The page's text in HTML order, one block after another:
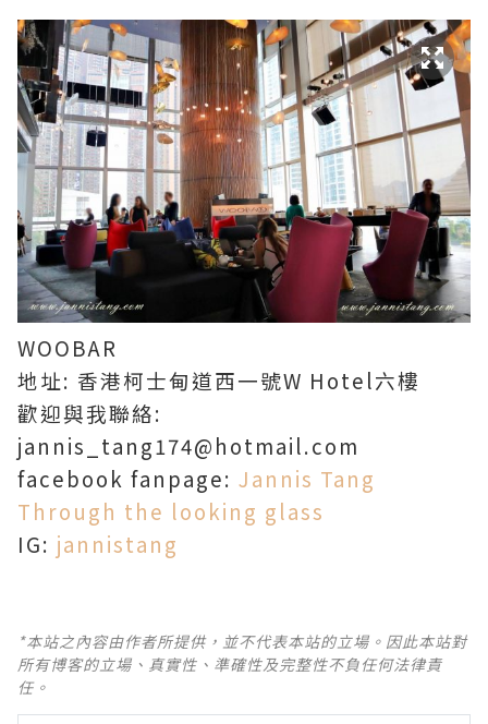
WOOBAR
地址: 香港柯士甸道西一號W Hotel六樓
歡迎與我聯絡:
jannis_tang174@hotmail.com
facebook fanpage: Jannis Tang
Through the looking glass
IG: jannistang
*本站之內容由作者所提供，並不代表本站的立場。因此本站對
所有博客的立場、真實性、準確性及完整性不負任何法律責
任。